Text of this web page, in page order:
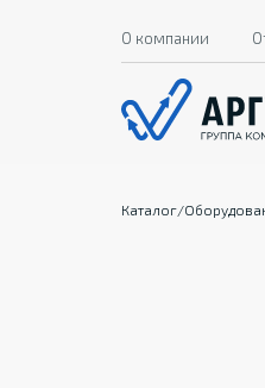
О компании
Каталог/